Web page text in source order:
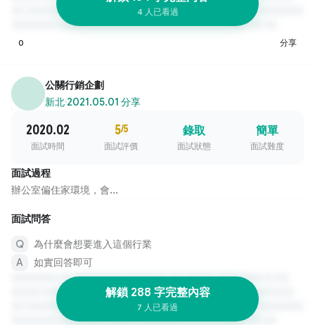
4 人已看過
0 分享
公關行銷企劃
新北·2021.05.01 分享
2020.02
面試時間
5/5
面試評價
錄取
面試狀態
簡單
面試難度
面試過程
辦公室偏住家環境，會...
面試問答
為什麼會想要進入這個行業
如實回答即可
解鎖 288 字完整內容
7 人已看過